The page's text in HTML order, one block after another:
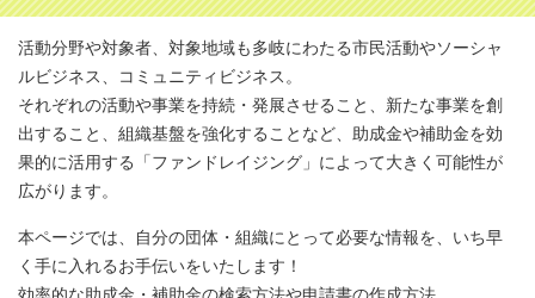
活動分野や対象者、対象地域も多岐にわたる市民活動やソーシャ
ルビジネス、コミュニティビジネス。
それぞれの活動や事業を持続・発展させること、新たな事業を創
出すること、組織基盤を強化することなど、助成金や補助金を効
果的に活用する「ファンドレイジング」によって大きく可能性が
広がります。
本ページでは、自分の団体・組織にとって必要な情報を、いち早
く手に入れるお手伝いをいたします！